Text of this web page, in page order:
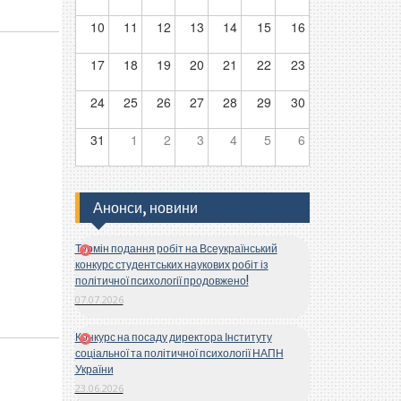
10 11 12 13 14 15 16
17 18 19 20 21 22 23
24 25 26 27 28 29 30
31 1 2 3 4 5 6
Анонси, новини
Термін подання робіт на Всеукраїнський
конкурс студентських наукових робіт із
політичної психології продовжено!
07.07.2026
Конкурс на посаду директора Інституту
соціальної та політичної психології НАПН
України
23.06.2026